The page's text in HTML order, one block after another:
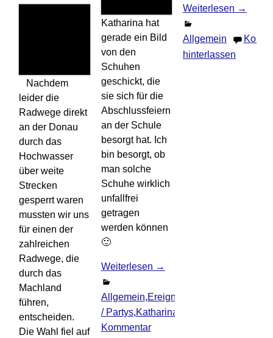
Nachdem
leider die
Radwege direkt
an der Donau
durch das
Hochwasser
über weite
Strecken
gesperrt waren
mussten wir uns
für einen der
zahlreichen
Radwege, die
durch das
Machland
führen,
entscheiden.
Die Wahl fiel auf
Katharina hat
gerade ein Bild
von den
Schuhen
geschickt, die
sie sich für die
Abschlussfeiern
an der Schule
besorgt hat. Ich
bin besorgt, ob
man solche
Schuhe wirklich
unfallfrei
getragen
werden können
🙂
Weiterlesen →
Allgemein,Ereignisse
/ Partys,Katharina
Kommentar
Weiterlesen →
Allgemein
hinterlassen